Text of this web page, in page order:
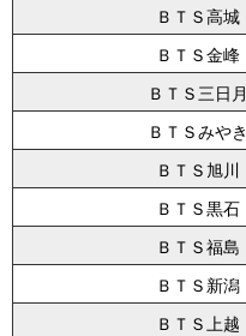
ＢＴＳ高城
ＢＴＳ金峰
ＢＴＳ三日月
ＢＴＳみやき
ＢＴＳ旭川
ＢＴＳ黒石
ＢＴＳ福島
ＢＴＳ新潟
ＢＴＳ上越